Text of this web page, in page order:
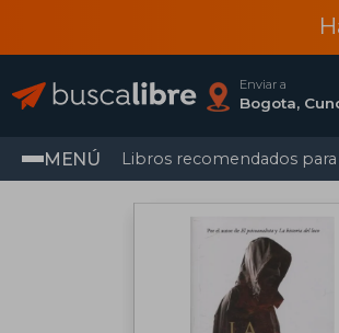
Enviar a
MENÚ Libros recomendados